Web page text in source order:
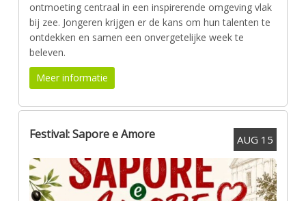
ontmoeting centraal in een inspirerende omgeving vlak
bij zee. Jongeren krijgen er de kans om hun talenten te
ontdekken en samen een onvergetelijke week te
beleven.
Meer informatie
AUG 15
Festival: Sapore e Amore